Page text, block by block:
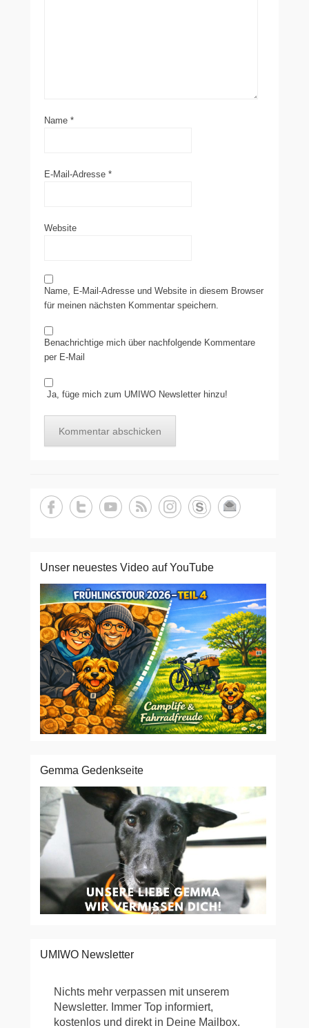
Name *
E-Mail-Adresse *
Website
Name, E-Mail-Adresse und Website in diesem Browser
für meinen nächsten Kommentar speichern.
Benachrichtige mich über nachfolgende Kommentare
per E-Mail
Ja, füge mich zum UMIWO Newsletter hinzu!
Unser neuestes Video auf YouTube
Gemma Gedenkseite
UMIWO Newsletter
Nichts mehr verpassen mit unserem
Newsletter. Immer Top informiert,
kostenlos und direkt in Deine Mailbox.